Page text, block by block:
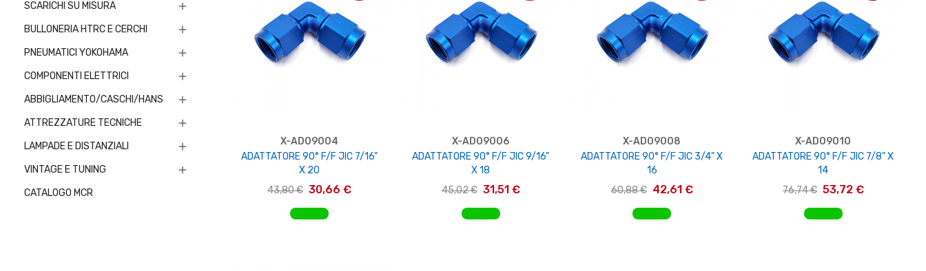
SCARICHI SU MISURA 
BULLONERIA HTRC E CERCHI 
PNEUMATICI YOKOHAMA 
COMPONENTI ELETTRICI 
ABBIGLIAMENTO/CASCHI/HANS 
ATTREZZATURE TECNICHE 
LAMPADE E DISTANZIALI 
VINTAGE E TUNING 
CATALOGO MCR
X-AD09004
ADATTATORE 90° F/F JIC 7/16"
X 20
43,80 € 30,66 €
AGGIUNGI AL CARRELLO
X-AD09006
ADATTATORE 90° F/F JIC 9/16"
X 18
45,02 € 31,51 €
AGGIUNGI AL CARRELLO
X-AD09008
ADATTATORE 90° F/F JIC 3/4" X
16
60,88 € 42,61 €
AGGIUNGI AL CARRELLO
X-AD09010
ADATTATORE 90° F/F JIC 7/8" X
14
76,74 € 53,72 €
AGGIUNGI AL CARRELLO